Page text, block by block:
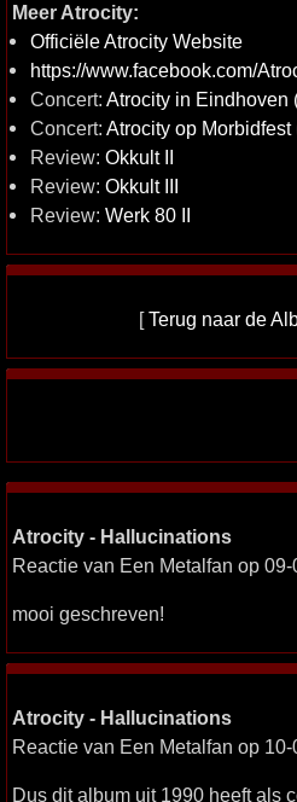
Meer Atrocity:
Officiële Atrocity Website
https://www.facebook.com/
Concert: Atrocity in Eindhoven
Concert: Atrocity op Morbidfest
Review: Okkult II
Review: Okkult III
Review: Werk 80 II
[Terug naar de
Atrocity - Hallucinations
Reactie van Een Metalfan op
mooi geschreven!
Atrocity - Hallucinations
Reactie van Een Metalfan op
Dus dit album uit 1990 heeft als